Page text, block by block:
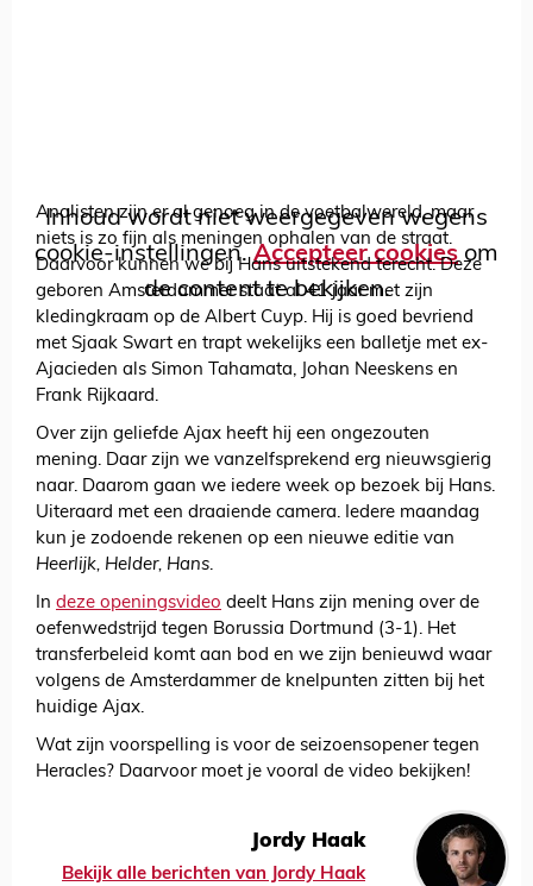
Inhoud wordt niet weergegeven wegens
cookie-instellingen.Accepteer cookies om
de content te bekijken.
Analisten zijn er al genoeg in de voetbalwereld, maar
niets is zo fijn als meningen ophalen van de straat.
Daarvoor kunnen we bij Hans uitstekend terecht. Deze
geboren Amsterdammer staat al 41 jaar met zijn
kledingkraam op de Albert Cuyp. Hij is goed bevriend
met Sjaak Swart en trapt wekelijks een balletje met ex-
Ajacieden als Simon Tahamata, Johan Neeskens en
Frank Rijkaard.
Over zijn geliefde Ajax heeft hij een ongezouten
mening. Daar zijn we vanzelfsprekend erg nieuwsgierig
naar. Daarom gaan we iedere week op bezoek bij Hans.
Uiteraard met een draaiende camera. Iedere maandag
kun je zodoende rekenen op een nieuwe editie van
Heerlijk, Helder, Hans.
In deze openingsvideo deelt Hans zijn mening over de
oefenwedstrijd tegen Borussia Dortmund (3-1). Het
transferbeleid komt aan bod en we zijn benieuwd waar
volgens de Amsterdammer de knelpunten zitten bij het
huidige Ajax.
Wat zijn voorspelling is voor de seizoensopener tegen
Heracles? Daarvoor moet je vooral de video bekijken!
Jordy Haak
Bekijk alle berichten van Jordy Haak